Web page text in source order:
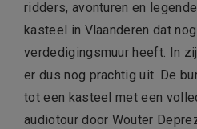
ridders, avonturen en
kasteel in Vlaanderen dat
verdedigingsmuur heeft. In
er dus nog prachtig uit. De
tot een kasteel met een
audiotour door Wouter